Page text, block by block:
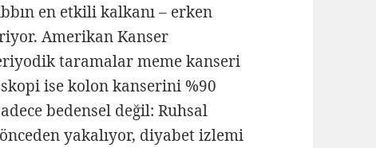
en etkili kalkanı – erken
Amerikan Kanser
taramalar meme kanseri
ise kolon kanserini %90
bedensel değil: Ruhsal
yakalıyor, diyabet izlemi